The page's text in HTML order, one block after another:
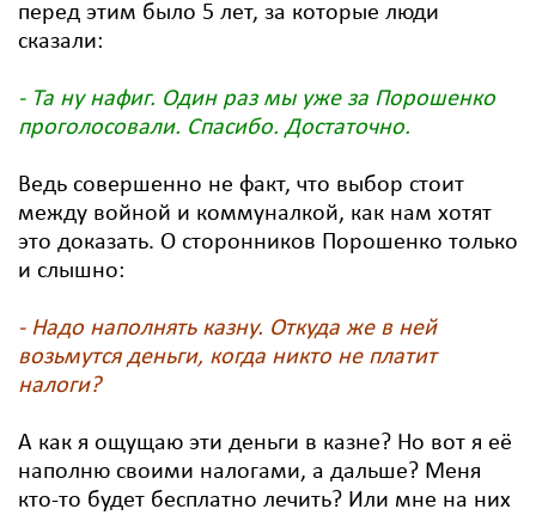
перед этим было 5 лет, за которые люди
сказали:
- Та ну нафиг. Один раз мы уже за Порошенко
проголосовали. Спасибо. Достаточно.
Ведь совершенно не факт, что выбор стоит
между войной и коммуналкой, как нам хотят
это доказать. О сторонников Порошенко только
и слышно:
- Надо наполнять казну. Откуда же в ней
возьмутся деньги, когда никто не платит
налоги?
А как я ощущаю эти деньги в казне? Но вот я её
наполню своими налогами, а дальше? Меня
кто-то будет бесплатно лечить? Или мне на них